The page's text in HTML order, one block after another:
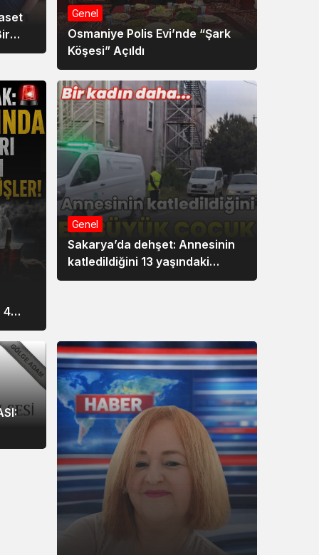
Genel
Osmaniye Polis Evi’nde “Şark
Köşesi” Açıldı
4
Genel
Sakarya’da dehşet: Annesinin
katledildiğini 13 yaşındaki
çocuk bildirdi